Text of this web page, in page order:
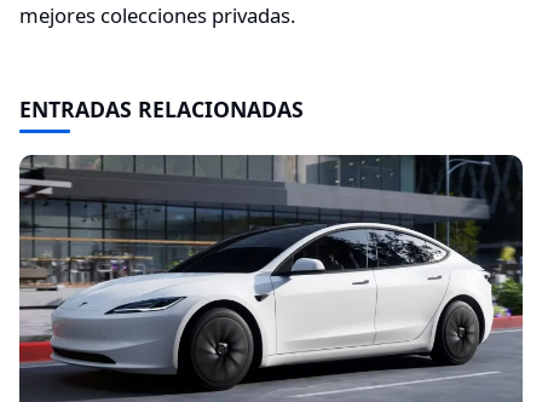
mejores colecciones privadas.
ENTRADAS RELACIONADAS